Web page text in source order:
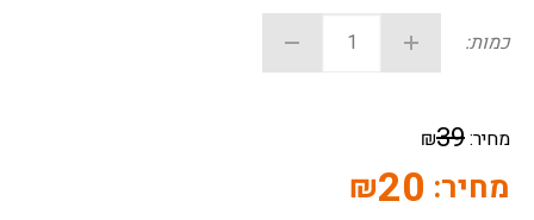
כמות:
מחיר:39
₪
מחיר: 20
₪